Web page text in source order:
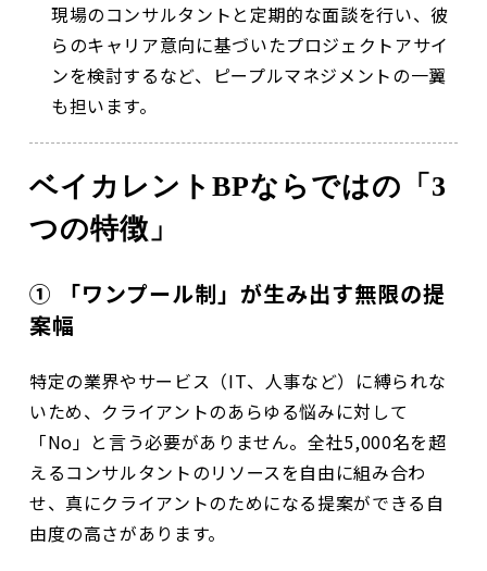
現場のコンサルタントと定期的な面談を行い、彼
らのキャリア意向に基づいたプロジェクトアサイ
ンを検討するなど、ピープルマネジメントの一翼
も担います。
ベイカレントBPならではの「3
つの特徴」
① 「ワンプール制」が生み出す無限の提
案幅
特定の業界やサービス（IT、人事など）に縛られな
いため、クライアントのあらゆる悩みに対して
「No」と言う必要がありません。全社5,000名を超
えるコンサルタントのリソースを自由に組み合わ
せ、真にクライアントのためになる提案ができる自
由度の高さがあります。